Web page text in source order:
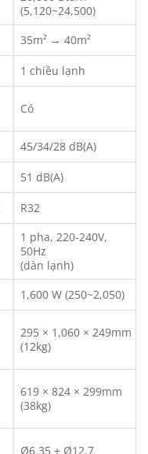
(5,120~24,500)
35m² → 40m²
1 chiều lạnh
Có
45/34/28 dB(A)
51 dB(A)
R32
1 pha, 220-240V,
50Hz
(dàn lạnh)
1,600 W (250~2,050)
295 × 1,060 × 249mm
(12kg)
619 × 824 × 299mm
(38kg)
Ø6.35 + Ø12.7